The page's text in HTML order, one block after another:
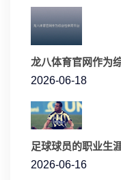
龙八体育官网作为
2026-06-18
足球球员的职业生
2026-06-16